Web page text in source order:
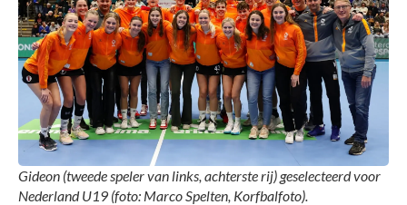
Gideon (tweede speler van links, achterste rij) geselecteerd voor
Nederland U19 (foto: Marco Spelten, Korfbalfoto).